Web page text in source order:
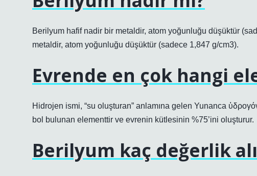
Berilyum hafif nadir bir metaldir, atom yoğunluğu düşüktür
metaldir, atom yoğunluğu düşüktür (sadece 1,847 g/cm3).
Evrende en çok hangi
Hidrojen ismi, “su oluşturan” anlamına gelen Yunanca
bol bulunan elementtir ve evrenin kütlesinin %75’ini oluşturur.
Berilyum kaç değerlik